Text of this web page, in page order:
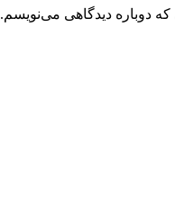
دوباره دیدگاهی می‌نویسم.